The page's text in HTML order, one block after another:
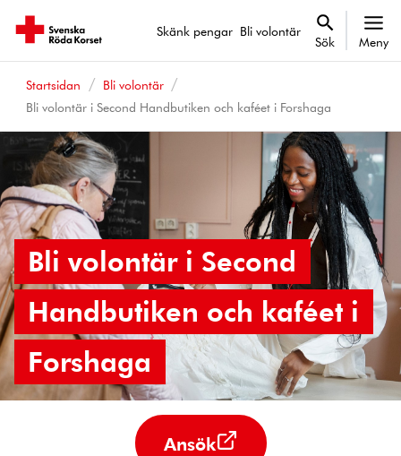
Skänk pengar Bli volontär
Sök Meny
Startsidan
Bli volontär
Bli volontär i Second Handbutiken och kaféet i Forshaga
Bli volontär i Second
Handbutiken och kaféet i
Forshaga
Ansök